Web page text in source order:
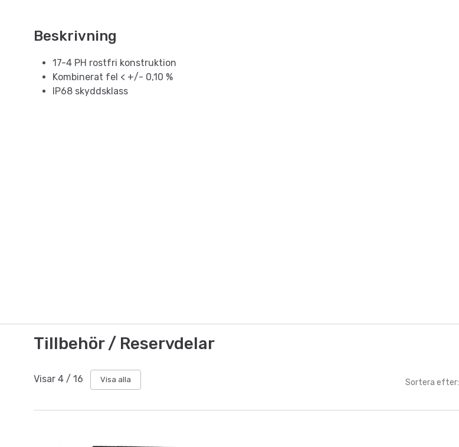
Beskrivning
17-4 PH rostfri konstruktion
Kombinerat fel < +/- 0,10 %
IP68 skyddsklass
Tillbehör / Reservdelar
Visar 4 / 16 Visa alla Sortera efter: